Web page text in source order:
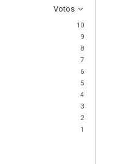
Votos
10
9
8
7
6
5
4
3
2
1